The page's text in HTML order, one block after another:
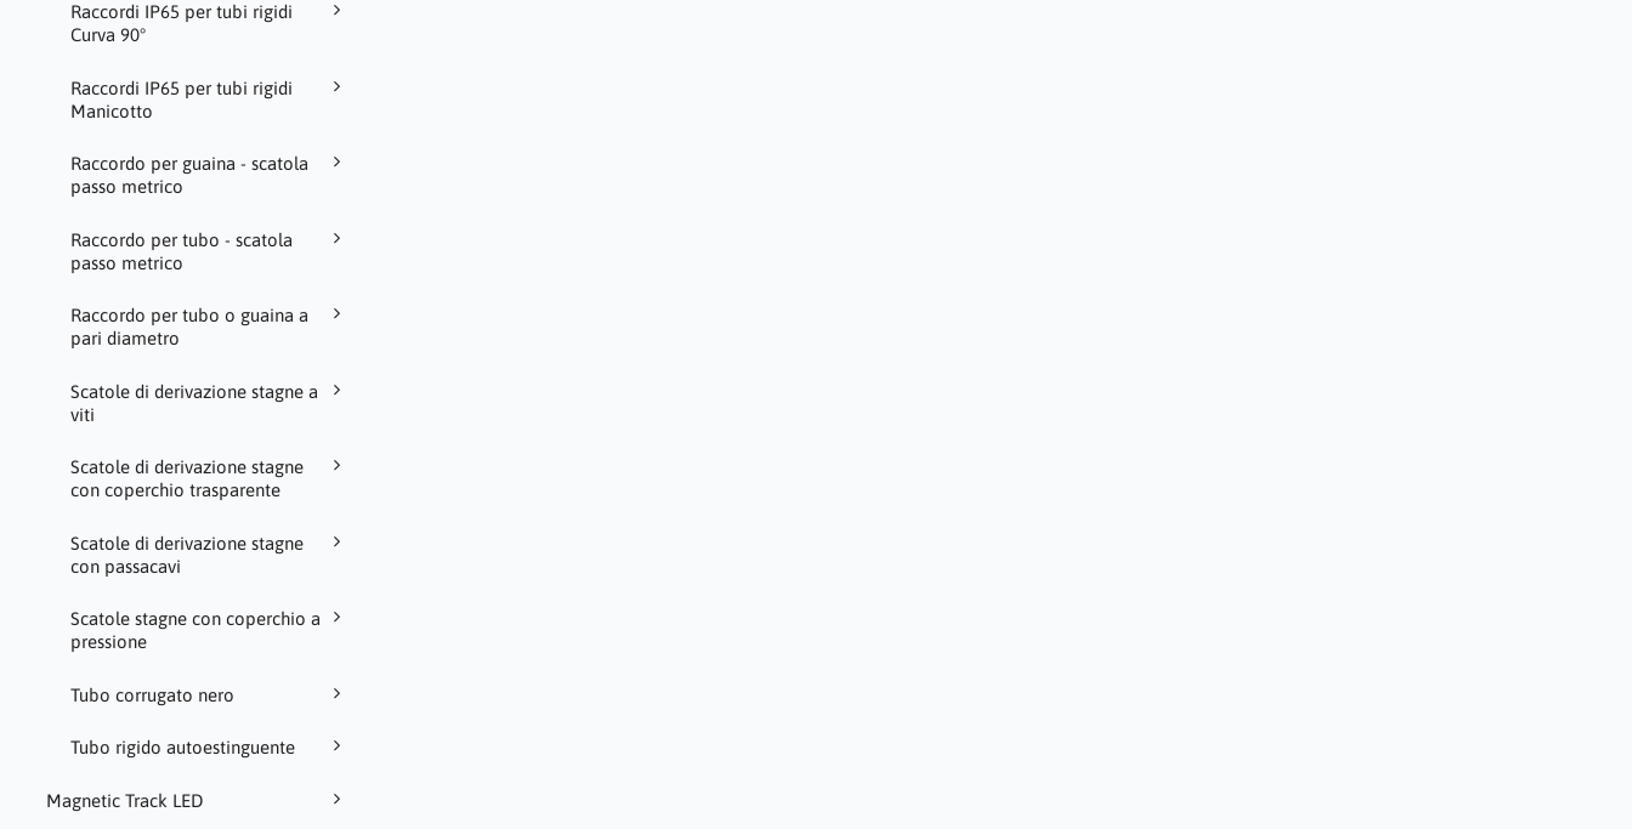
Raccordi IP65 per tubi rigidi
Curva 90°
Raccordi IP65 per tubi rigidi
Manicotto
Raccordo per guaina - scatola
passo metrico
Raccordo per tubo - scatola
passo metrico
Raccordo per tubo o guaina a
pari diametro
Scatole di derivazione stagne a
viti
Scatole di derivazione stagne
con coperchio trasparente
Scatole di derivazione stagne
con passacavi
Scatole stagne con coperchio a
pressione
Tubo corrugato nero
Tubo rigido autoestinguente
Magnetic Track LED